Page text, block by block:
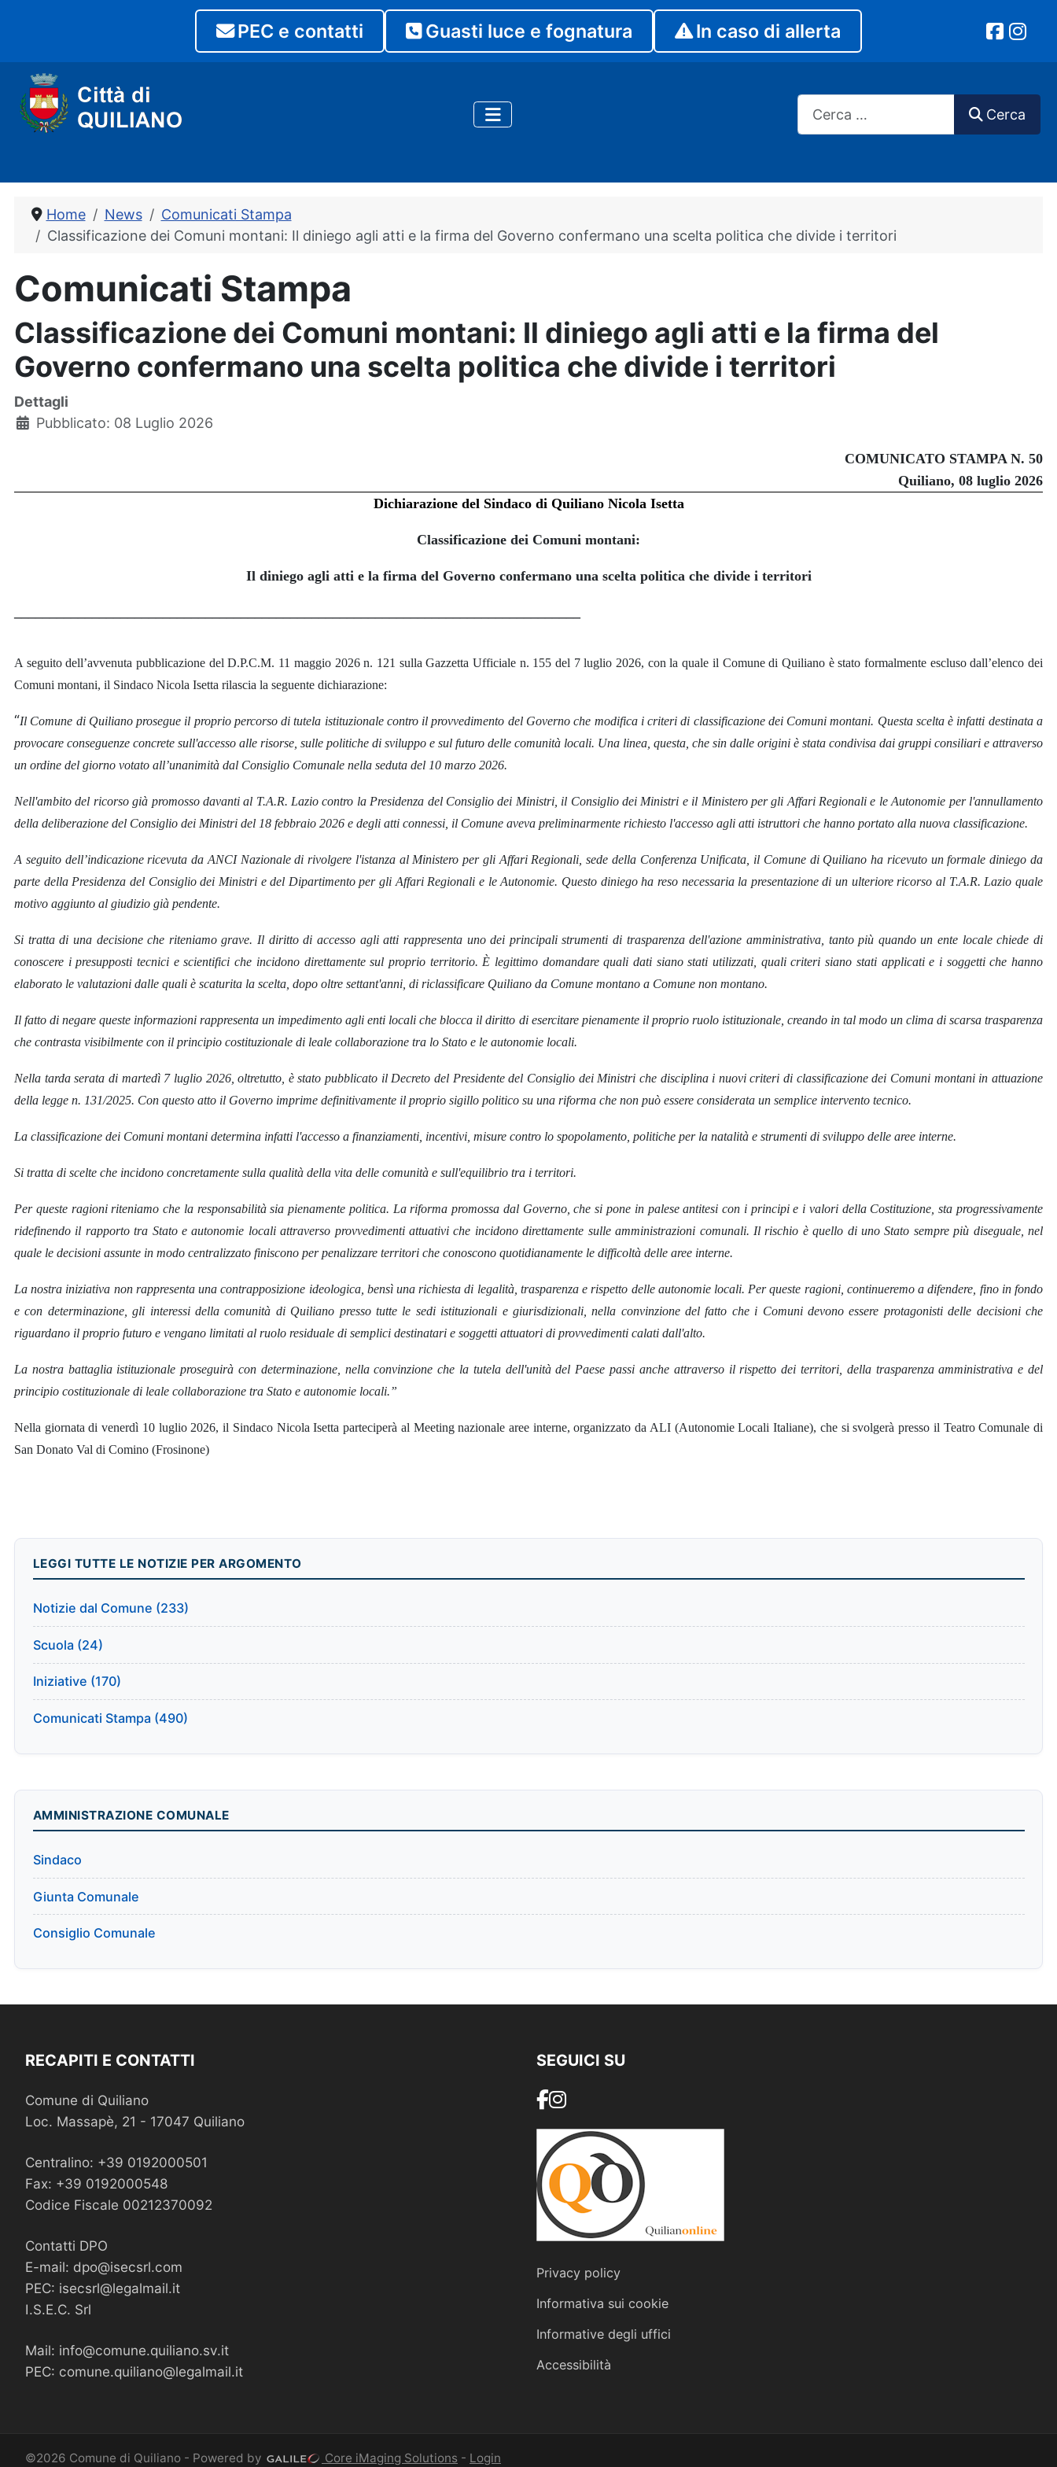
PEC e contatti Guasti luce e fognatura In caso di allerta
Cerca
Cerca
Home News
Comunicati Stampa
Classificazione dei Comuni montani: Il diniego agli atti e la firma del Governo confermano una scelta politica che divide i territori
Comunicati Stampa
Classificazione dei Comuni montani: Il diniego agli atti e la firma del
Governo confermano una scelta politica che divide i territori
Dettagli
Pubblicato: 08 Luglio 2026
COMUNICATO STAMPA N. 50
Quiliano, 08 luglio 2026
Dichiarazione del Sindaco di Quiliano Nicola Isetta
Classificazione dei Comuni montani:
Il diniego agli atti e la firma del Governo confermano una scelta politica che divide i territori
A seguito dell’avvenuta pubblicazione del D.P.C.M. 11 maggio 2026 n. 121 sulla Gazzetta Ufficiale n. 155 del 7 luglio 2026, con la quale il Comune di Quiliano è stato formalmente escluso dall’elenco dei
Comuni montani, il Sindaco Nicola Isetta rilascia la seguente dichiarazione:
“Il Comune di Quiliano prosegue il proprio percorso di tutela istituzionale contro il provvedimento del Governo che modifica i criteri di classificazione dei Comuni montani. Questa scelta è infatti destinata a
provocare conseguenze concrete sull'accesso alle risorse, sulle politiche di sviluppo e sul futuro delle comunità locali. Una linea, questa, che sin dalle origini è stata condivisa dai gruppi consiliari e attraverso
un ordine del giorno votato all’unanimità dal Consiglio Comunale nella seduta del 10 marzo 2026.
Nell'ambito del ricorso già promosso davanti al T.A.R. Lazio contro la Presidenza del Consiglio dei Ministri, il Consiglio dei Ministri e il Ministero per gli Affari Regionali e le Autonomie per l'annullamento
della deliberazione del Consiglio dei Ministri del 18 febbraio 2026 e degli atti connessi, il Comune aveva preliminarmente richiesto l'accesso agli atti istruttori che hanno portato alla nuova classificazione.
A seguito dell’indicazione ricevuta da ANCI Nazionale di rivolgere l'istanza al Ministero per gli Affari Regionali, sede della Conferenza Unificata, il Comune di Quiliano ha ricevuto un formale diniego da
parte della Presidenza del Consiglio dei Ministri e del Dipartimento per gli Affari Regionali e le Autonomie. Questo diniego ha reso necessaria la presentazione di un ulteriore ricorso al T.A.R. Lazio quale
motivo aggiunto al giudizio già pendente.
Si tratta di una decisione che riteniamo grave. Il diritto di accesso agli atti rappresenta uno dei principali strumenti di trasparenza dell'azione amministrativa, tanto più quando un ente locale chiede di
conoscere i presupposti tecnici e scientifici che incidono direttamente sul proprio territorio. È legittimo domandare quali dati siano stati utilizzati, quali criteri siano stati applicati e i soggetti che hanno
elaborato le valutazioni dalle quali è scaturita la scelta, dopo oltre settant'anni, di riclassificare Quiliano da Comune montano a Comune non montano.
Il fatto di negare queste informazioni rappresenta un impedimento agli enti locali che blocca il diritto di esercitare pienamente il proprio ruolo istituzionale, creando in tal modo un clima di scarsa trasparenza
che contrasta visibilmente con il principio costituzionale di leale collaborazione tra lo Stato e le autonomie locali.
Nella tarda serata di martedì 7 luglio 2026, oltretutto, è stato pubblicato il Decreto del Presidente del Consiglio dei Ministri che disciplina i nuovi criteri di classificazione dei Comuni montani in attuazione
della legge n. 131/2025. Con questo atto il Governo imprime definitivamente il proprio sigillo politico su una riforma che non può essere considerata un semplice intervento tecnico.
La classificazione dei Comuni montani determina infatti l'accesso a finanziamenti, incentivi, misure contro lo spopolamento, politiche per la natalità e strumenti di sviluppo delle aree interne.
Si tratta di scelte che incidono concretamente sulla qualità della vita delle comunità e sull'equilibrio tra i territori.
Per queste ragioni riteniamo che la responsabilità sia pienamente politica. La riforma promossa dal Governo, che si pone in palese antitesi con i principi e i valori della Costituzione, sta progressivamente
ridefinendo il rapporto tra Stato e autonomie locali attraverso provvedimenti attuativi che incidono direttamente sulle amministrazioni comunali. Il rischio è quello di uno Stato sempre più diseguale, nel
quale le decisioni assunte in modo centralizzato finiscono per penalizzare territori che conoscono quotidianamente le difficoltà delle aree interne.
La nostra iniziativa non rappresenta una contrapposizione ideologica, bensì una richiesta di legalità, trasparenza e rispetto delle autonomie locali. Per queste ragioni, continueremo a difendere, fino in fondo
e con determinazione, gli interessi della comunità di Quiliano presso tutte le sedi istituzionali e giurisdizionali, nella convinzione del fatto che i Comuni devono essere protagonisti delle decisioni che
riguardano il proprio futuro e vengano limitati al ruolo residuale di semplici destinatari e soggetti attuatori di provvedimenti calati dall'alto.
La nostra battaglia istituzionale proseguirà con determinazione, nella convinzione che la tutela dell'unità del Paese passi anche attraverso il rispetto dei territori, della trasparenza amministrativa e del
principio costituzionale di leale collaborazione tra Stato e autonomie locali.”
Nella giornata di venerdì 10 luglio 2026, il Sindaco Nicola Isetta parteciperà al Meeting nazionale aree interne, organizzato da ALI (Autonomie Locali Italiane), che si svolgerà presso il Teatro Comunale di
San Donato Val di Comino (Frosinone)
LEGGI TUTTE LE NOTIZIE PER ARGOMENTO
Notizie dal Comune (233)
Scuola (24)
Iniziative (170)
Comunicati Stampa (490)
AMMINISTRAZIONE COMUNALE
Sindaco
Giunta Comunale
Consiglio Comunale
RECAPITI E CONTATTI
Comune di Quiliano
Loc. Massapè, 21 - 17047 Quiliano
Centralino: +39 0192000501
Fax: +39 0192000548
Codice Fiscale 00212370092
Contatti DPO
E-mail: dpo@isecsrl.com
PEC: isecsrl@legalmail.it
I.S.E.C. Srl
Mail: info@comune.quiliano.sv.it
PEC: comune.quiliano@legalmail.it
SEGUICI SU
Privacy policy
Informativa sui cookie
Informative degli uffici
Accessibilità
©2026 Comune di Quiliano - Powered by Core iMaging Solutions - Login